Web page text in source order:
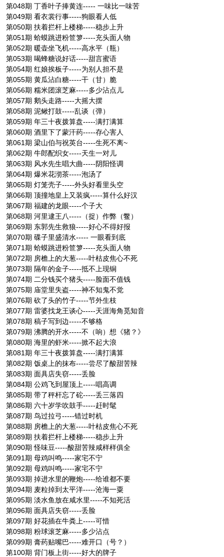
第048期 丁香叶子捧黄连----- 一味比一味苦
第049期 看衣裳行事-----狗眼看人低
第050期 扶着拦杆上楼梯-----稳步上升
第051期 蛤蟆跳进粉笸箩-----充头面人物
第052期 暖壶坐飞机-----高水平（瓶）
第053期 喝蜂糖说好话-----甜言蜜语
第054期 红娘挨板子-----为别人担不是
第055期 黄瓜沾白糖-----干（甘）脆
第056期 糯米团滚芝麻-----多少沾点儿
第057期 鹅头走路-----大摇大摆
第058期 泥鳅打鼓-----乱谈（弹）
第059期 年三十夜拨算盘-----满打满算
第060期 酒里下了蒙汗药-----存心害人
第061期 梁山伯与祝英台-----生死不离~
第062期 牛郎配织女-----天生一对儿
第063期 风水先生唱大曲-----阴阳怪调
第064期 爆米花沏茶-----泡汤了
第065期 灯笼壳子-----外头好看里头空
第066期 顶撞地皇上又装疯-----算什么好汉
第067期 福建的龙眼-----个子大
第068期 河里逮王八-----（捉）作弊（鳖）
第069期 东郭先生救狼-----好心不得好报
第070期 碟子里盛清水----- 一眼看到底
第071期 蛤蟆跳进粉笸箩-----充头面人物
第072期 房檐上的大葱-----叶枯皮焦心不死
第073期 隔年的金子-----抵不上现铜
第074期 二分钱买个猪头-----脸面不值钱
第075期 庙堂里失盗-----神不知鬼不觉
第076期 砍了头的竹子-----节外生枝
第077期 雷婆找龙王谈心-----天涯海角觅知音
第078期 稿子写到边-----不够格
第079期 沸腾的开水-----不（响）想《猪？》
第080期 海里的虾米-----掀不起大浪
第081期 年三十夜拨算盘-----满打满算
第082期 饭桌上的抹布-----尝尽了酸甜苦辣
第083期 面具店失窃-----丢脸
第084期 公鸡飞到屋顶上-----唱高调
第085期 带了秤杆忘了砣-----丢三落四
第086期 六十岁学吹鼓手-----赶时髦
第087期 鸟过拉弓-----错过时机
第088期 房檐上的大葱-----叶枯皮焦心不死
第089期 扶着拦杆上楼梯-----稳步上升
第090期 怪味豆-----酸甜苦辣咸样样俱全
第091期 母鸡叫鸣-----家宅不宁
第092期 母鸡叫鸣-----家宅不宁
第093期 掉进水里的鞭炮-----给谁都不要
第094期 麦粒掉到太平洋-----沧海一粟
第095期 淡水鱼放在咸水里-----不知死活
第096期 面具店失窃-----丢脸
第097期 好花插在牛粪上-----可惜
第098期 粉球滚芝麻-----多少沾点
第099期 膏药贴嘴巴-----难开口（号？）
第100期 背门板上街-----好大的牌子